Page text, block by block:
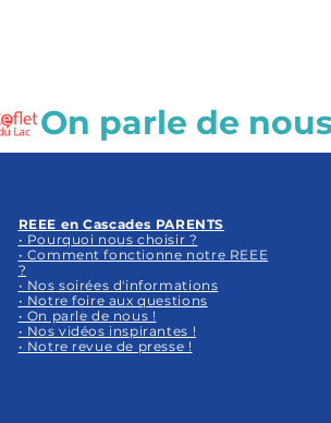
REEE en Cascades PARENTS
• Pourquoi nous choisir ?
• Comment fonctionne notre REEE
?
• Nos soirées d'informations
• Notre foire aux questions
• On parle de nous !
• Nos vidéos inspirantes !
• Notre revue de presse !